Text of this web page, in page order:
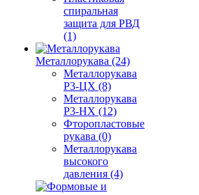
спиральная
защита для РВД
(1)
Металлорукава (24)
Металлорукава
Р3-ЦХ (8)
Металлорукава
Р3-НХ (12)
Фторопластовые
рукава (0)
Металлорукава
высокого
давления (4)